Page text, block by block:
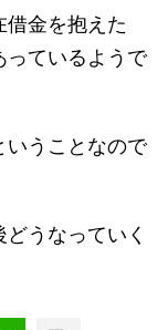
金を抱えた
っているようで
いうことなので
うなっていく